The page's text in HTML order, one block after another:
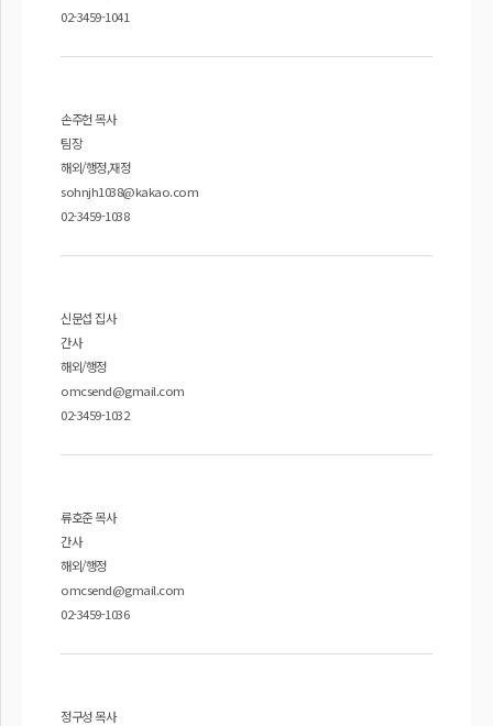
02-3459-1041
손주헌 목사
팀장
해외/행정,재정
sohnjh1038@kakao.com
02-3459-1038
신문섭 집사
간사
해외/행정
omcsend@gmail.com
02-3459-1032
류호준 목사
간사
해외/행정
omcsend@gmail.com
02-3459-1036
정구성 목사